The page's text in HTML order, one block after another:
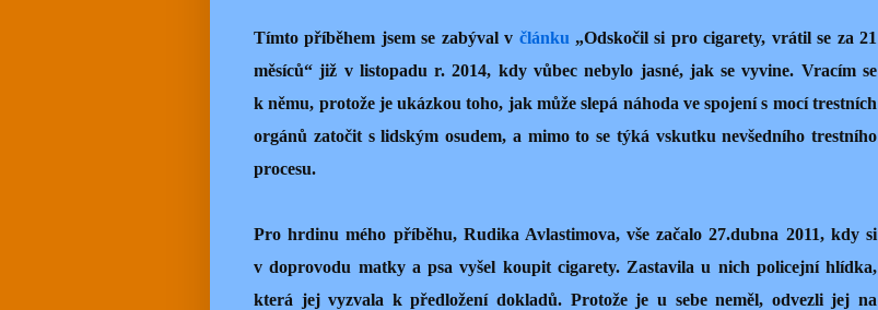
Tímto příběhem jsem se zabýval v článku „Odskočil si pro cigarety, vrátil se za 21
měsíců“ již v listopadu r. 2014, kdy vůbec nebylo jasné, jak se vyvine. Vracím se
k němu, protože je ukázkou toho, jak může slepá náhoda ve spojení s mocí trestních
orgánů zatočit s lidským osudem, a mimo to se týká vskutku nevšedního trestního
procesu.
Pro hrdinu mého příběhu, Rudika Avlastimova, vše začalo 27.dubna 2011, kdy si
v doprovodu matky a psa vyšel koupit cigarety. Zastavila u nich policejní hlídka,
která jej vyzvala k předložení dokladů. Protože je u sebe neměl, odvezli jej na